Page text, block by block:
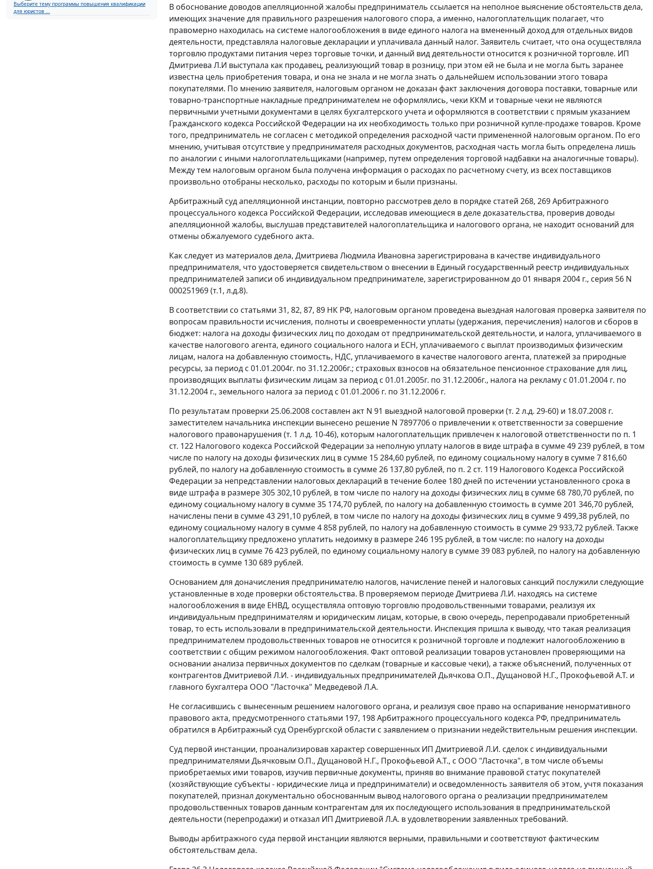
Выберите тему программы повышения квалификации
для юристов ...
В обоснование доводов апелляционной жалобы предприниматель ссылается на неполное выяснение обстоятельств дела,
имеющих значение для правильного разрешения налогового спора, а именно, налогоплательщик полагает, что
правомерно находилась на системе налогообложения в виде единого налога на вмененный доход для отдельных видов
деятельности, представляла налоговые декларации и уплачивала данный налог. Заявитель считает, что она осуществляла
торговлю продуктами питания через торговые точки, и данный вид деятельности относится к розничной торговле. ИП
Дмитриева Л.И выступала как продавец, реализующий товар в розницу, при этом ей не была и не могла быть заранее
известна цель приобретения товара, и она не знала и не могла знать о дальнейшем использовании этого товара
покупателями. По мнению заявителя, налоговым органом не доказан факт заключения договора поставки, товарные или
товарно-транспортные накладные предпринимателем не оформлялись, чеки ККМ и товарные чеки не являются
первичными учетными документами в целях бухгалтерского учета и оформляются в соответствии с прямым указанием
Гражданского кодекса Российской Федерации на их необходимость только при розничной купле-продаже товаров. Кроме
того, предприниматель не согласен с методикой определения расходной части примененной налоговым органом. По его
мнению, учитывая отсутствие у предпринимателя расходных документов, расходная часть могла быть определена лишь
по аналогии с иными налогоплательщиками (например, путем определения торговой надбавки на аналогичные товары).
Между тем налоговым органом была получена информация о расходах по расчетному счету, из всех поставщиков
произвольно отобраны несколько, расходы по которым и были признаны.
Арбитражный суд апелляционной инстанции, повторно рассмотрев дело в порядке статей 268, 269Арбитражного
процессуального кодекса Российской Федерации, исследовав имеющиеся в деле доказательства, проверив доводы
апелляционной жалобы, выслушав представителей налогоплательщика и налогового органа, не находит оснований для
отмены обжалуемого судебного акта.
Как следует из материалов дела, Дмитриева Людмила Ивановна зарегистрирована в качестве индивидуального
предпринимателя, что удостоверяется свидетельством о внесении в Единый государственный реестр индивидуальных
предпринимателей записи об индивидуальном предпринимателе, зарегистрированном до 01 января 2004 г., серия 56 N
000251969 (т.1, л.д.8).
В соответствии со статьями 31, 82, 87, 89 НК РФ, налоговым органом проведена выездная налоговая проверка заявителя по
вопросам правильности исчисления, полноты и своевременности уплаты (удержания, перечисления) налогов и сборов в
бюджет: налога на доходы физических лиц по доходам от предпринимательской деятельности, и налога, уплачиваемого в
качестве налогового агента, единого социального налога и ЕСН, уплачиваемого с выплат производимых физическим
лицам, налога на добавленную стоимость, НДС, уплачиваемого в качестве налогового агента, платежей за природные
ресурсы, за период с 01.01.2004г. по 31.12.2006г.; страховых взносов на обязательное пенсионное страхование для лиц,
производящих выплаты физическим лицам за период с 01.01.2005г. по 31.12.2006г., налога на рекламу с 01.01.2004 г. по
31.12.2004 г., земельного налога за период с 01.01.2006 г. по 31.12.2006 г.
По результатам проверки 25.06.2008 составлен акт N 91 выездной налоговой проверки (т. 2 л.д. 29-60) и 18.07.2008 г.
заместителем начальника инспекции вынесено решение N 7897706 о привлечении к ответственности за совершение
налогового правонарушения (т. 1 л.д. 10-46), которым налогоплательщик привлечен к налоговой ответственности по п. 1
ст. 122 Налогового кодекса Российской Федерации за неполную уплату налогов в виде штрафа в сумме 49 239 рублей, в том
числе по налогу на доходы физических лиц в сумме 15 284,60 рублей, по единому социальному налогу в сумме 7 816,60
рублей, по налогу на добавленную стоимость в сумме 26 137,80 рублей, по п. 2 ст. 119 Налогового Кодекса Российской
Федерации за непредставлении налоговых деклараций в течение более 180 дней по истечении установленного срока в
виде штрафа в размере 305 302,10 рублей, в том числе по налогу на доходы физических лиц в сумме 68 780,70 рублей, по
единому социальному налогу в сумме 35 174,70 рублей, по налогу на добавленную стоимость в сумме 201 346,70 рублей,
начислены пени в сумме 43 291,10 рублей, в том числе по налогу на доходы физических лиц в сумме 9 499,38 рублей, по
единому социальному налогу в сумме 4 858 рублей, по налогу на добавленную стоимость в сумме 29 933,72 рублей. Также
налогоплательщику предложено уплатить недоимку в размере 246 195 рублей, в том числе: по налогу на доходы
физических лиц в сумме 76 423 рублей, по единому социальному налогу в сумме 39 083 рублей, по налогу на добавленную
стоимость в сумме 130 689 рублей.
Основанием для доначисления предпринимателю налогов, начисление пеней и налоговых санкций послужили следующие
установленные в ходе проверки обстоятельства. В проверяемом периоде Дмитриева Л.И. находясь на системе
налогообложения в виде ЕНВД, осуществляла оптовую торговлю продовольственными товарами, реализуя их
индивидуальным предпринимателям и юридическим лицам, которые, в свою очередь, перепродавали приобретенный
товар, то есть использовали в предпринимательской деятельности. Инспекция пришла к выводу, что такая реализация
предпринимателем продовольственных товаров не относится к розничной торговле и подлежит налогообложению в
соответствии с общим режимом налогообложения. Факт оптовой реализации товаров установлен проверяющими на
основании анализа первичных документов по сделкам (товарные и кассовые чеки), а также объяснений, полученных от
контрагентов Дмитриевой Л.И. - индивидуальных предпринимателей Дьячкова О.П., Дущановой Н.Г., Прокофьевой А.Т. и
главного бухгалтера ООО "Ласточка" Медведевой Л.А.
Не согласившись с вынесенным решением налогового органа, и реализуя свое право на оспаривание ненормативного
правового акта, предусмотренного статьями 197, 198Арбитражного процессуального кодекса РФ, предприниматель
обратился в Арбитражный суд Оренбургской области с заявлением о признании недействительным решения инспекции.
Суд первой инстанции, проанализировав характер совершенных ИП Дмитриевой Л.И. сделок с индивидуальными
предпринимателями Дьячковым О.П., Дущановой Н.Г., Прокофьевой А.Т., с ООО "Ласточка", в том числе объемы
приобретаемых ими товаров, изучив первичные документы, приняв во внимание правовой статус покупателей
(хозяйствующие субъекты - юридические лица и предприниматели) и осведомленность заявителя об этом, учтя показания
покупателей, признал документально обоснованным вывод налогового органа о реализации предпринимателем
продовольственных товаров данным контрагентам для их последующего использования в предпринимательской
деятельности (перепродажи) и отказал ИП Дмитриевой Л.А. в удовлетворении заявленных требований.
Выводы арбитражного суда первой инстанции являются верными, правильными и соответствуют фактическим
обстоятельствам дела.